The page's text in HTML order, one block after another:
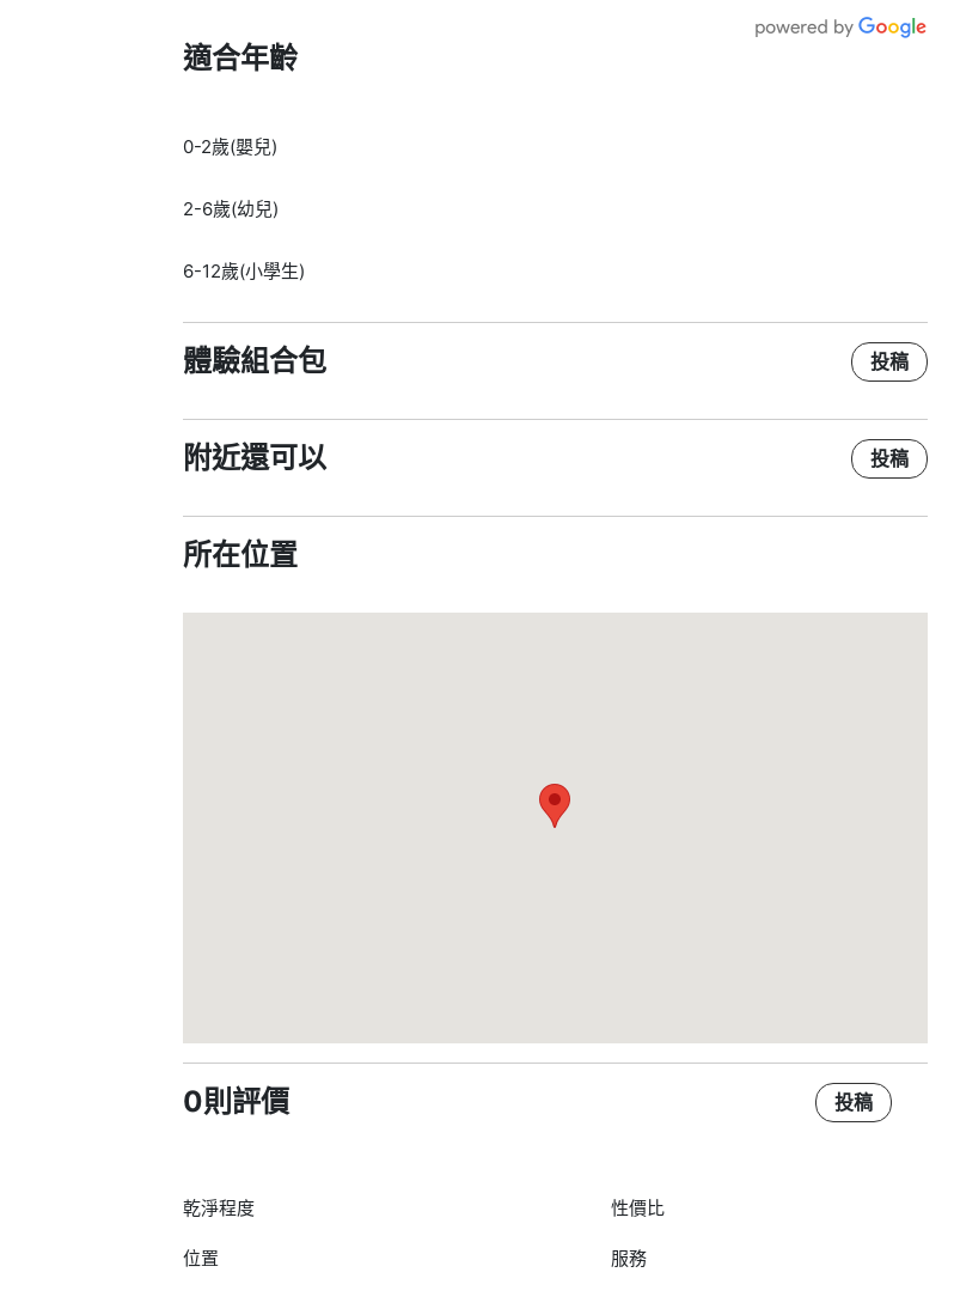
適合年齡
0-2歲(嬰兒)
2-6歲(幼兒)
6-12歲(小學生)
體驗組合包 投稿
附近還可以 投稿
所在位置
0則評價 投稿
乾淨程度
位置
性價比
服務